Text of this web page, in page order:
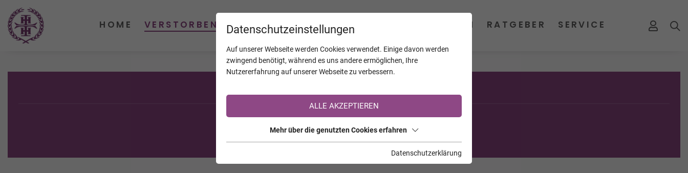
Sie sind noch nicht auf TrauerHilfe.it registriert?
>> zur kostenlosen Registrierung <<
Datenschutzeinstellungen
Auf unserer Webseite werden Cookies verwendet. Einige davon werden
zwingend benötigt, während es uns andere ermöglichen, Ihre
Nutzererfahrung auf unserer Webseite zu verbessern.
ALLE AKZEPTIEREN
Mehr über die genutzten Cookies erfahren
Datenschutzerklärung
HOME VERSTORBENE KALENDER JAHRESTAGE UNTERNEHMEN RATGEBER SERVICE